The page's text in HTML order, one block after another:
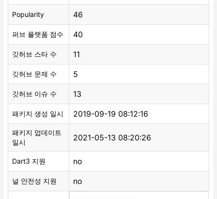
Popularity 46
퍼브 플랫폼 점수 40
깃허브 스타 수 11
깃허브 문제 수 5
깃허브 이슈 수 13
패키지 생성 일시 2019-09-19 08:12:16
패키지 업데이트
일시
2021-05-13 08:20:26
Dart3 지원 no
널 안전성 지원 no